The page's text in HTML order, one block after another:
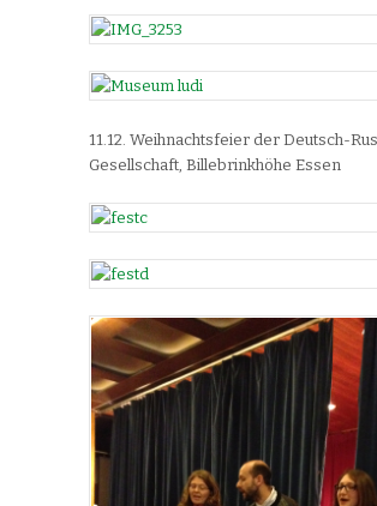
11.12. Weihnachtsfeier der Deutsch-
Gesellschaft, Billebrinkhöhe Essen